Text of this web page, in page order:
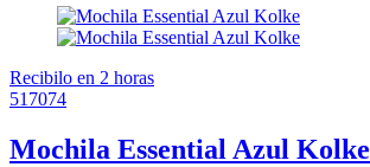
Recibilo en 2 horas
517074
Mochila Essential Azul Kolke